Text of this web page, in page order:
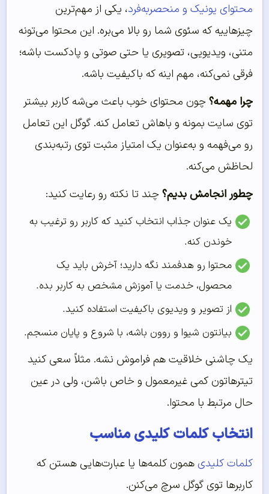
محتوای یونیک و منحصربه‌فرد، یکی از مهم‌ترین
چیزهاییه که سئوی شما رو بالا می‌بره. این محتوا می‌تونه
متنی، ویدیویی، تصویری یا حتی صوتی و پادکست باشه؛
فرقی نمی‌کنه، مهم اینه که باکیفیت باشه.
چرا مهمه؟ چون محتوای خوب باعث می‌شه کاربر بیشتر
توی سایت بمونه و باهاش تعامل کنه. گوگل این تعامل
رو می‌فهمه و به‌عنوان یک امتیاز مثبت توی رتبه‌بندی
لحاظش می‌کنه.
چطور انجامش بدیم؟ چند تا نکته رو رعایت کنید:
یک عنوان جذاب انتخاب کنید که کاربر رو ترغیب به
خوندن کنه.
محتوا رو هدفمند نگه دارید؛ آخرش باید یک
محصول، خدمت یا آموزش مشخص به کاربر بده.
از تصویر و ویدیوی باکیفیت استفاده کنید.
بیانتون شیوا و روون باشه، با شروع و پایان منسجم.
یک چاشنی خلاقیت هم فراموش نشه. مثلاً سعی کنید
تیترهاتون کمی غیرمعمول و خاص باشن، ولی در عین
حال مرتبط با محتوا.
انتخاب کلمات کلیدی مناسب
کلمات کلیدی همون کلمه‌ها یا عبارت‌هایی هستن که
کاربرها توی گوگل سرچ می‌کنن.